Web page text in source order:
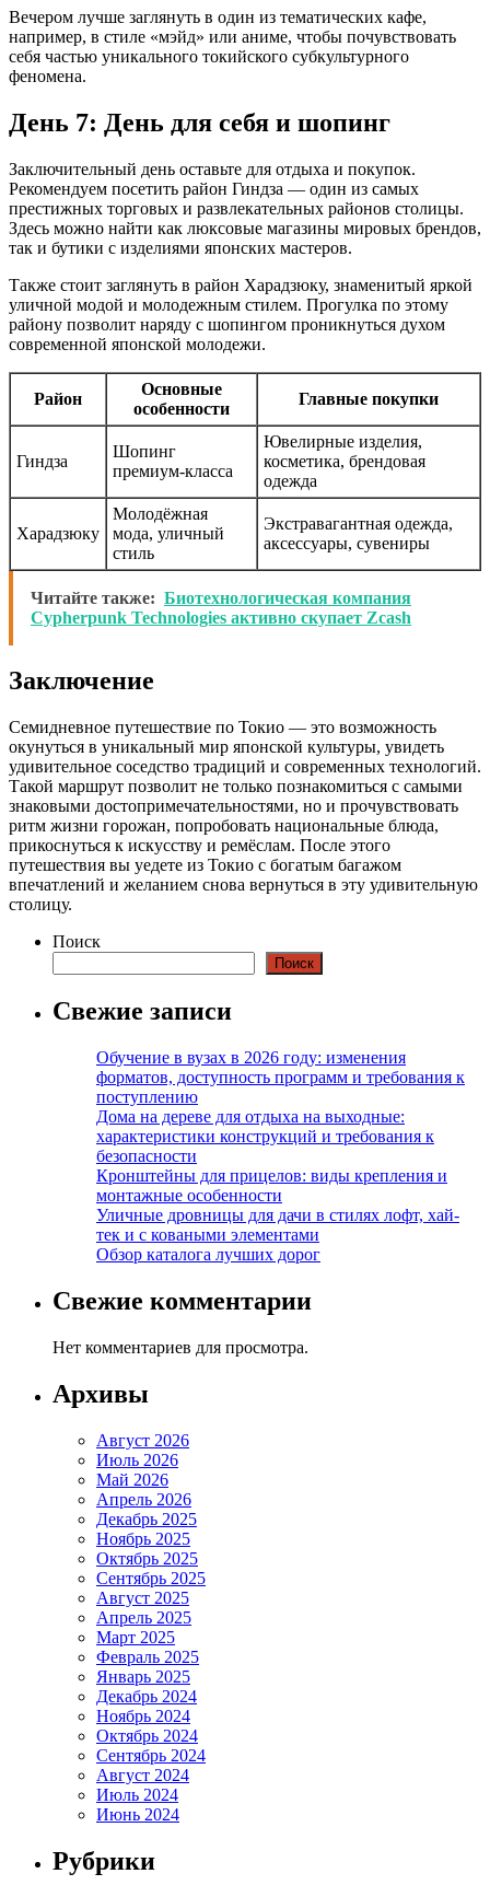
Вечером лучше заглянуть в один из тематических кафе,
например, в стиле «мэйд» или аниме, чтобы почувствовать
себя частью уникального токийского субкультурного
феномена.
День 7: День для себя и шопинг
Заключительный день оставьте для отдыха и покупок.
Рекомендуем посетить район Гиндза — один из самых
престижных торговых и развлекательных районов столицы.
Здесь можно найти как люксовые магазины мировых брендов,
так и бутики с изделиями японских мастеров.
Также стоит заглянуть в район Харадзюку, знаменитый яркой
уличной модой и молодежным стилем. Прогулка по этому
району позволит наряду с шопингом проникнуться духом
современной японской молодежи.
Район
Основные
особенности
Главные покупки
Гиндза
Шопинг
премиум-класса
Ювелирные изделия,
косметика, брендовая
одежда
Харадзюку
Молодёжная
мода, уличный
стиль
Экстравагантная одежда,
аксессуары, сувениры
Читайте также: Биотехнологическая компания
Cypherpunk Technologies активно скупает Zcash
Заключение
Семидневное путешествие по Токио — это возможность
окунуться в уникальный мир японской культуры, увидеть
удивительное соседство традиций и современных технологий.
Такой маршрут позволит не только познакомиться с самыми
знаковыми достопримечательностями, но и прочувствовать
ритм жизни горожан, попробовать национальные блюда,
прикоснуться к искусству и ремёслам. После этого
путешествия вы уедете из Токио с богатым багажом
впечатлений и желанием снова вернуться в эту удивительную
столицу.
Поиск
Поиск
Свежие записи
Обучение в вузах в 2026 году: изменения
форматов, доступность программ и требования к
поступлению
Дома на дереве для отдыха на выходные:
характеристики конструкций и требования к
безопасности
Кронштейны для прицелов: виды крепления и
монтажные особенности
Уличные дровницы для дачи в стилях лофт, хай-
тек и с коваными элементами
Обзор каталога лучших дорог
Свежие комментарии
Нет комментариев для просмотра.
Архивы
Август 2026
Июль 2026
Май 2026
Апрель 2026
Декабрь 2025
Ноябрь 2025
Октябрь 2025
Сентябрь 2025
Август 2025
Апрель 2025
Март 2025
Февраль 2025
Январь 2025
Декабрь 2024
Ноябрь 2024
Октябрь 2024
Сентябрь 2024
Август 2024
Июль 2024
Июнь 2024
Рубрики